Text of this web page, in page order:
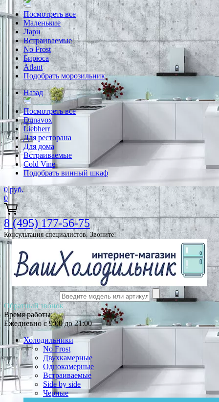
Посмотреть все
Маленькие
Лари
Встраиваемые
No Frost
Бирюса
Atlant
Подобрать морозильник
Назад
Посмотреть все
Dunavox
Liebherr
Для ресторана
Для дома
Встраиваемые
Cold Vine
Подобрать винный шкаф
0 руб.
0
8 (495) 177-56-75
Консультация специалистов. Звоните!
Обратный звонок
Время работы:
Ежедневно с 9:00 до 21:00
Холодильники
No Frost
Двухкамерные
Однокамерные
Встраиваемые
Side by side
Черные